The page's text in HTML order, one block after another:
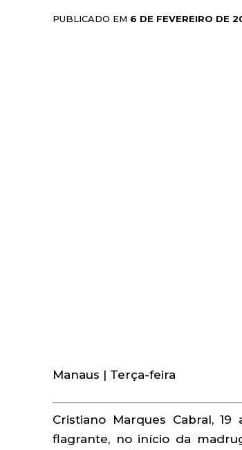
PUBLICADO EM 6 DE FEVEREIRO DE
Manaus | Terça-feira
Cristiano Marques Cabral,
flagrante, no início da